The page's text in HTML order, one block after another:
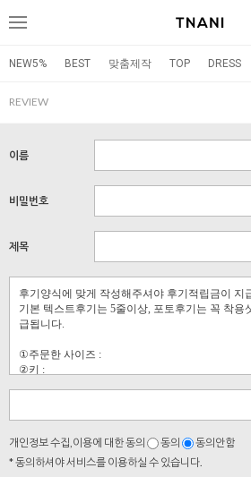
메
NEW5% BEST 맞춤제작 TOP DRESS
REVIEW
이름
비밀번호
제목
개인정보 수집,이용에 대한 동의 동의 동의안함
* 동의하셔야 서비스를 이용하실 수 있습니다.